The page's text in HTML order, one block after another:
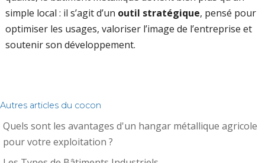
simple local : il s’agit d’un outil stratégique, pensé pour
optimiser les usages, valoriser l’image de l’entreprise et
soutenir son développement.
Autres articles du cocon
Quels sont les avantages d'un hangar métallique agricole
pour votre exploitation ?